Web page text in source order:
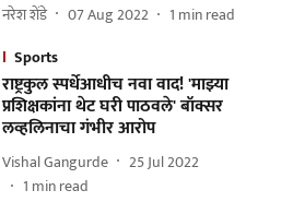
नरेश शेंडे 07 Aug 2022 1 min read
Sports
राष्ट्रकुल स्पर्धेआधीच नवा वाद! 'माझ्या
प्रशिक्षकांना थेट घरी पाठवले' बॉक्सर
लव्हलिनाचा गंभीर आरोप
Vishal Gangurde
25 Jul 2022
1 min read